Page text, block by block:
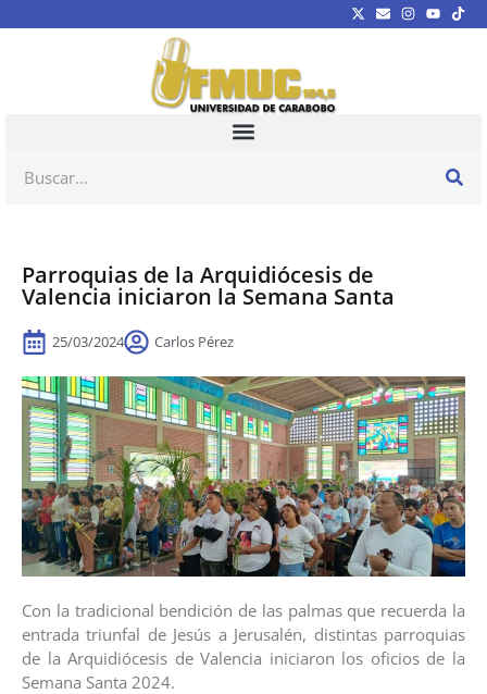
Parroquias de la Arquidiócesis de
Valencia iniciaron la Semana Santa
25/03/2024 Carlos Pérez
Con la tradicional bendición de las palmas que recuerda la
entrada triunfal de Jesús a Jerusalén, distintas parroquias
de la Arquidiócesis de Valencia iniciaron los oficios de la
Semana Santa 2024.